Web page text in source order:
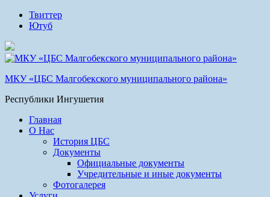
Твиттер
Ютуб
МКУ «ЦБС Малгобекского муниципального района»
Республики Ингушетия
Главная
О Нас
История ЦБС
Документы
Официальные документы
Учредительные и иные документы
Фотогалерея